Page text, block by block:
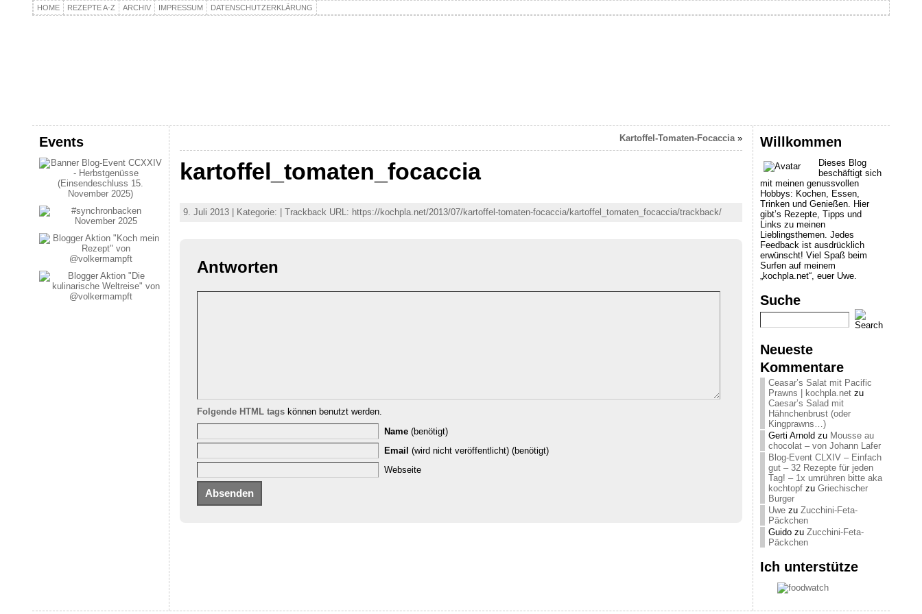
HOME REZEPTE A-Z ARCHIV IMPRESSUM DATENSCHUTZERKLÄRUNG
Events Kartoffel-Tomaten-Focaccia»
kartoffel_tomaten_focaccia
9. Juli 2013 | Kategorie: | Trackback URL: https://kochpla.net/2013/07/kartoffel-tomaten-focaccia/kartoffel_tomaten_focaccia/trackback/
Antworten
Folgende HTML tags können benutzt werden.
Name (benötigt)
Email (wird nicht veröffentlicht) (benötigt)
Webseite
Willkommen
Dieses Blog
beschäftigt sich
mit meinen genussvollen
Hobbys: Kochen, Essen,
Trinken und Genießen. Hier
gibt’s Rezepte, Tipps und
Links zu meinen
Lieblingsthemen. Jedes
Feedback ist ausdrücklich
erwünscht! Viel Spaß beim
Surfen auf meinem
„kochpla.net“, euer Uwe.
Suche
Neueste
Kommentare
Ceasar’s Salat mit Pacific
Prawns | kochpla.net zu
Caesar’s Salad mit
Hähnchenbrust (oder
Kingprawns…)
Gerti Arnold zu Mousse au
chocolat – von Johann Lafer
Blog-Event CLXIV – Einfach
gut – 32 Rezepte für jeden
Tag! – 1x umrühren bitte aka
kochtopf zu Griechischer
Burger
Uwe zu Zucchini-Feta-
Päckchen
Guido zu Zucchini-Feta-
Päckchen
Ich unterstütze